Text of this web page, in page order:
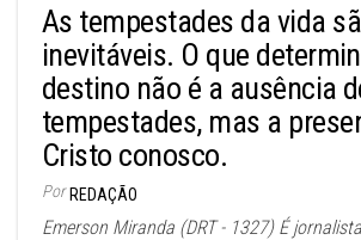
As tempestades da vida
inevitáveis. O que
destino não é a ausência
tempestades, mas a
Cristo conosco.
Por REDAÇÃO
Emerson Miranda (DRT - 1327) É